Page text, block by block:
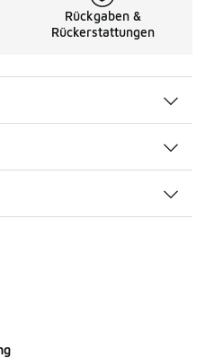
Rückgaben &
Rückerstattungen